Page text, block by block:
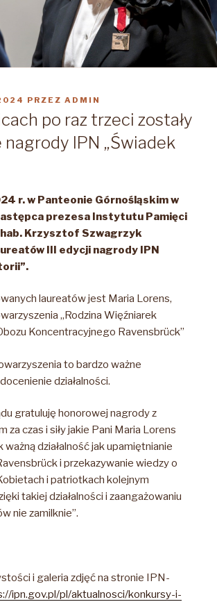
PRZEZ ADMIN
po raz trzeci zostały
IPN „Świadek
r. w Panteonie Górnośląskim w
prezesa Instytutu Pamięci
Krzysztof Szwagrzyk
III edycji nagrody IPN
laureatów jest Maria Lorens,
„Rodzina Więźniarek
Koncentracyjnego Ravensbrück”
to bardzo ważne
działalności.
gratuluję honorowej nagrody z
za czas i siły jakie Pani Maria Lorens
działalność jak upamiętnianie
i przekazywanie wiedzy o
i patriotkach kolejnym
takiej działalności i zaangażowaniu
nie zamilknie”.
i galeria zdjęć na stronie IPN-
ipn.gov.pl/pl/aktualnosci/konkursy-i-